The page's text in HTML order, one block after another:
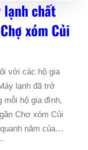
lạnh chất
xóm Củi
với các hộ gia
lạnh đã trở
mỗi hộ gia đình,
Chợ xóm Củi
năm của…